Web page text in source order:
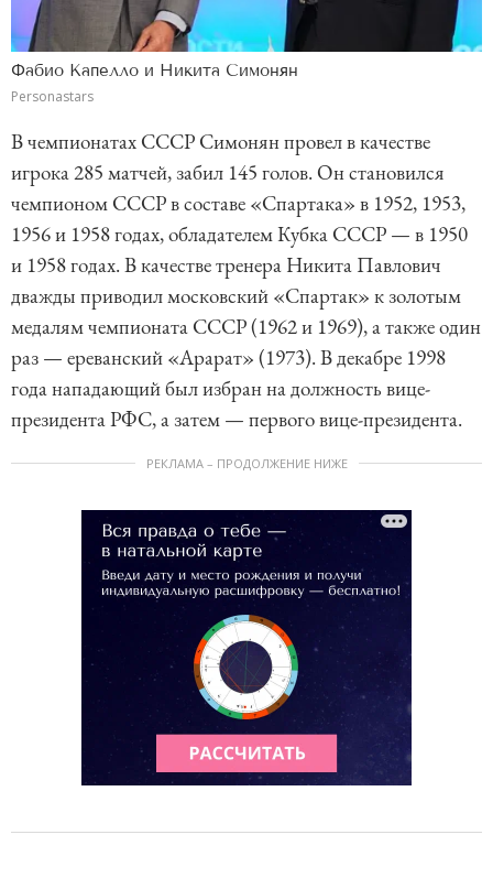
Фабио Капелло и Никита Симонян
Personastars
В чемпионатах СССР Симонян провел в качестве
игрока 285 матчей, забил 145 голов. Он становился
чемпионом СССР в составе «Спартака» в 1952, 1953,
1956 и 1958 годах, обладателем Кубка СССР — в 1950
и 1958 годах. В качестве тренера Никита Павлович
дважды приводил московский «Спартак» к золотым
медалям чемпионата СССР (1962 и 1969), а также один
раз — ереванский «Арарат» (1973). В декабре 1998
года нападающий был избран на должность вице-
президента РФС, а затем — первого вице-президента.
РЕКЛАМА – ПРОДОЛЖЕНИЕ НИЖЕ